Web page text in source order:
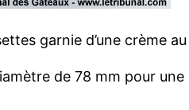
garnie d’une crème
de 78 mm pour